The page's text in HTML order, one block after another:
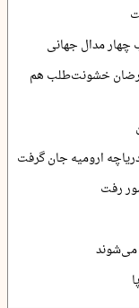
مدال جهانی
خشونت‌طلب هم
رفت